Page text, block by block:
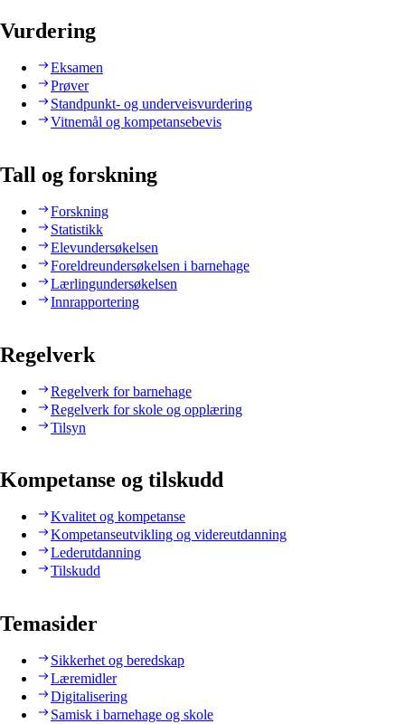
Vurdering
Eksamen
Prøver
Standpunkt- og underveisvurdering
Vitnemål og kompetansebevis
Tall og forskning
Forskning
Statistikk
Elevundersøkelsen
Foreldreundersøkelsen i barnehage
Lærlingundersøkelsen
Innrapportering
Regelverk
Regelverk for barnehage
Regelverk for skole og opplæring
Tilsyn
Kompetanse og tilskudd
Kvalitet og kompetanse
Kompetanseutvikling og videreutdanning
Lederutdanning
Tilskudd
Temasider
Sikkerhet og beredskap
Læremidler
Digitalisering
Samisk i barnehage og skole